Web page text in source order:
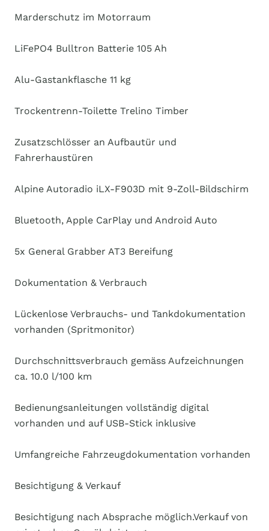
Marderschutz im Motorraum
LiFePO4 Bulltron Batterie 105 Ah
Alu-Gastankflasche 11 kg
Trockentrenn-Toilette Trelino Timber
Zusatzschlösser an Aufbautür und
Fahrerhaustüren
Alpine Autoradio iLX-F903D mit 9-Zoll-Bildschirm
Bluetooth, Apple CarPlay und Android Auto
5x General Grabber AT3 Bereifung
Dokumentation & Verbrauch
Lückenlose Verbrauchs- und Tankdokumentation
vorhanden (Spritmonitor)
Durchschnittsverbrauch gemäss Aufzeichnungen
ca. 10.0 l/100 km
Bedienungsanleitungen vollständig digital
vorhanden und auf USB-Stick inklusive
Umfangreiche Fahrzeugdokumentation vorhanden
Besichtigung & Verkauf
Besichtigung nach Absprache möglich.Verkauf von